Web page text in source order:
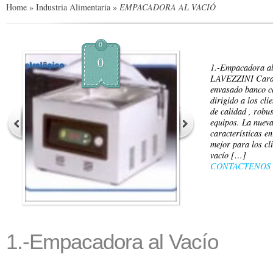
Home » Industria Alimentaria » EMPACADORA AL VACIÓ
0
0
1.-Empacadora
LAVEZZINI
envasado banco
dirigido a los
de calidad ,
equipos. La
características
mejor para los
vacío […]
CONTACTENOS
1.-Empacadora al Vacío